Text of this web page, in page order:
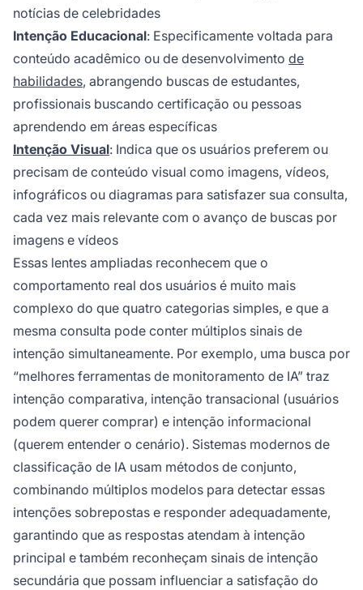
notícias de celebridades
Intenção Educacional: Especificamente voltada para
conteúdo acadêmico ou de desenvolvimento de
habilidades, abrangendo buscas de estudantes,
profissionais buscando certificação ou pessoas
aprendendo em áreas específicas
Intenção Visual: Indica que os usuários preferem ou
precisam de conteúdo visual como imagens, vídeos,
infográficos ou diagramas para satisfazer sua consulta,
cada vez mais relevante com o avanço de buscas por
imagens e vídeos
Essas lentes ampliadas reconhecem que o
comportamento real dos usuários é muito mais
complexo do que quatro categorias simples, e que a
mesma consulta pode conter múltiplos sinais de
intenção simultaneamente. Por exemplo, uma busca por
“melhores ferramentas de monitoramento de IA” traz
intenção comparativa, intenção transacional (usuários
podem querer comprar) e intenção informacional
(querem entender o cenário). Sistemas modernos de
classificação de IA usam métodos de conjunto,
combinando múltiplos modelos para detectar essas
intenções sobrepostas e responder adequadamente,
garantindo que as respostas atendam à intenção
principal e também reconheçam sinais de intenção
secundária que possam influenciar a satisfação do